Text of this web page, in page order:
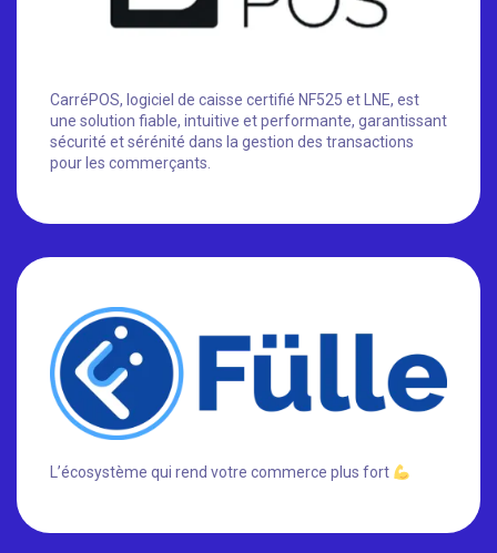
CarréPOS, logiciel de caisse certifié NF525 et LNE, est
une solution fiable, intuitive et performante, garantissant
sécurité et sérénité dans la gestion des transactions
pour les commerçants.
L’écosystème qui rend votre commerce plus fort